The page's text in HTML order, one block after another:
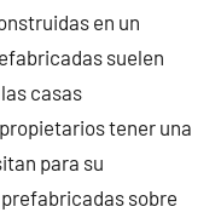
en un
suelen
casas
tener una
para su
sobre